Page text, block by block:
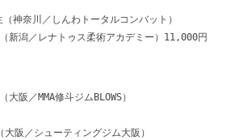
／しんわトータルコンバット）
潟／レナトゥス柔術アカデミー）11,000円
MMA修斗ジムBLOWS）
シューティングジム大阪）